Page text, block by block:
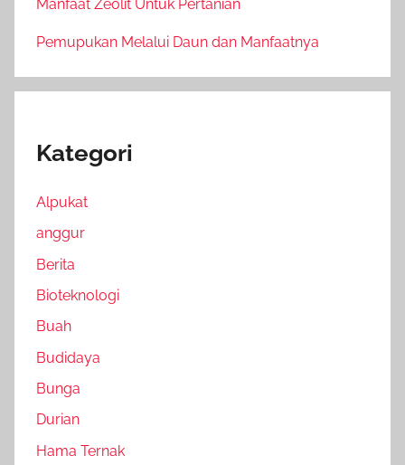
Manfaat Zeolit Untuk Pertanian
Pemupukan Melalui Daun dan Manfaatnya
Kategori
Alpukat
anggur
Berita
Bioteknologi
Buah
Budidaya
Bunga
Durian
Hama Ternak